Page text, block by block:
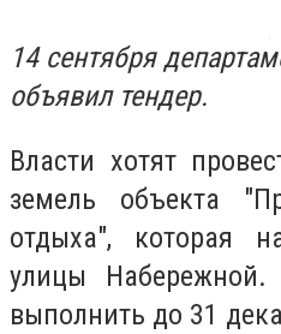
14 сентября
объявил тендер.
Власти хотят
земель объекта
отдыха", которая
улицы
выполнить до 31